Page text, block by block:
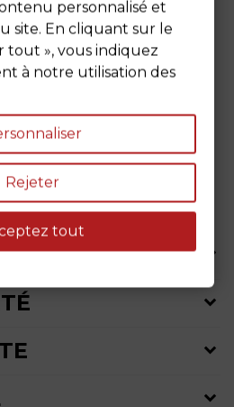
personnalisé et
site. En cliquant sur le
tout », vous indiquez
à notre utilisation des
Rejeter
tout